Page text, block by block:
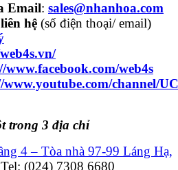
Email: sales@nhanhoa.com
hệ (số điện thoại/ email)
www.facebook.com/web4s
www.youtube.com/channel/
trong 3 địa chỉ
4 – Tòa nhà 97-99 Láng Hạ,
Tel: (024) 7308 6680